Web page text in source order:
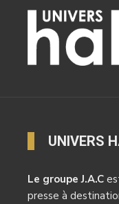
UNIVERS
Le groupe J.A.C
presse à